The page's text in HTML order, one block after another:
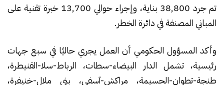
تم جرد 38,800 بناية، وإجراء حوالي 13,700 خبرة تقنية على
المباني المصنفة في دائرة الخطر.
وأكد المسؤول الحكومي أن العمل يجري حاليًا في سبع جهات
رئيسية، تشمل الدار البيضاء-سطات، الرباط-سلا-القنيطرة،
طنجة-تطوان-الحسيمة، مراكش-آسفي، بني ملال-خنيفرة،